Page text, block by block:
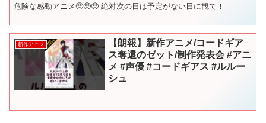
危険な感動アニメ🥺🥺🥺 絶対次の日は予定がない日に観て！
新作アニメ
【朗報】新作アニメ/コードギア
ス奪還のゼット/制作発表会 #アニ
メ #声優 #コードギアス #ルルー
シュ